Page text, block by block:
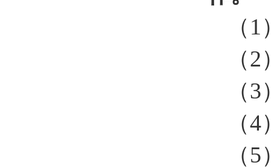
（ 1
（2
（3
（4
（5